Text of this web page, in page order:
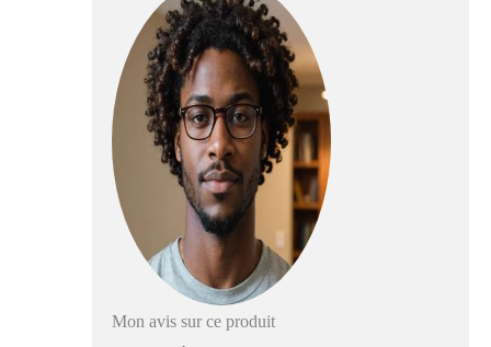
faut chaque mètre
carré, mais il permet
non seulement
d'économiser de
l'espace, mais il peut
également être
facilement incliné
grâce au système clic-
clac et offre 3
positions Le
rembourrage doux et
confortable est
bouclé beige élégant
Mon avis sur ce produit